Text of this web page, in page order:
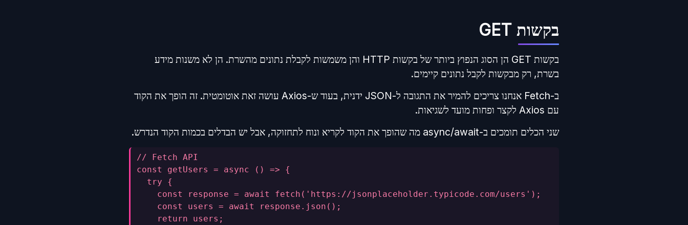
בקשות GET
בקשות GET הן הסוג הנפוץ ביותר של בקשות HTTP והן משמשות לקבלת נתונים מהשרת. הן לא משנות מידע
בשרת, רק מבקשות לקבל נתונים קיימים.
ב-Fetch אנחנו צריכים להמיר את התגובה ל-JSON ידנית, בעוד ש-Axios עושה זאת אוטומטית. זה הופך את הקוד
עם Axios לקצר ופחות מועד לשגיאות.
שני הכלים תומכים ב-async/await מה שהופך את הקוד לקריא ונוח לתחזוקה, אבל יש הבדלים בכמות הקוד הנדרש.
// Fetch API
const getUsers = async () => {
try {
const response = await fetch('https://jsonplaceholder.typicode.com/users');
const users = await response.json();
return users;